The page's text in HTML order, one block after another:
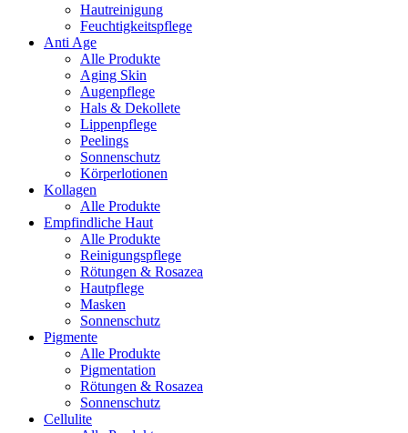
Hautreinigung
Feuchtigkeitspflege
Anti Age
Alle Produkte
Aging Skin
Augenpflege
Hals & Dekollete
Lippenpflege
Peelings
Sonnenschutz
Körperlotionen
Kollagen
Alle Produkte
Empfindliche Haut
Alle Produkte
Reinigungspflege
Rötungen & Rosazea
Hautpflege
Masken
Sonnenschutz
Pigmente
Alle Produkte
Pigmentation
Rötungen & Rosazea
Sonnenschutz
Cellulite